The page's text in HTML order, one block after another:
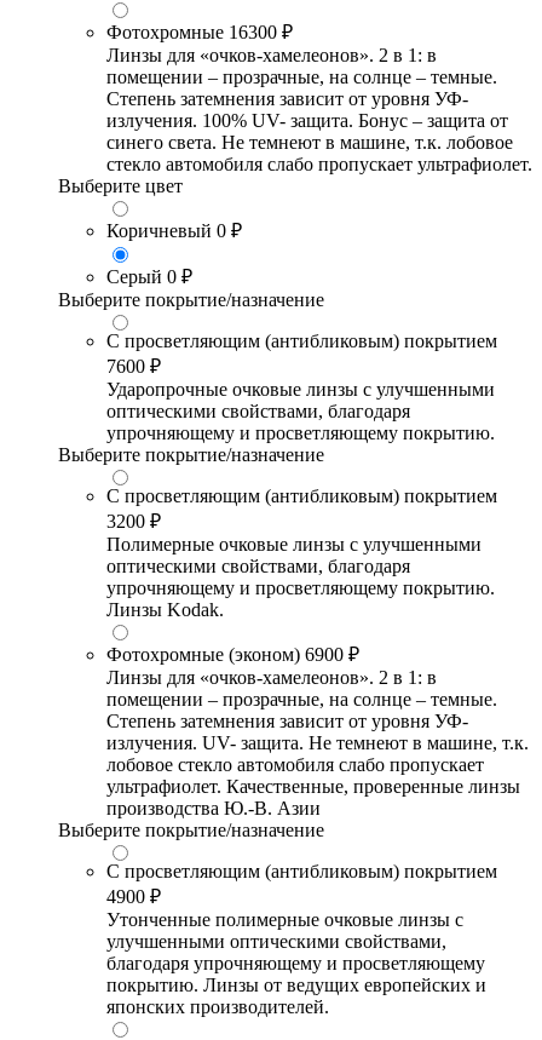
Фотохромные 16300 ₽
Линзы для «очков-хамелеонов». 2 в 1: в
помещении – прозрачные, на солнце – темные.
Степень затемнения зависит от уровня УФ-
излучения. 100% UV- защита. Бонус – защита от
синего света. Не темнеют в машине, т.к. лобовое
стекло автомобиля слабо пропускает ультрафиолет.
Выберите цвет
Коричневый 0 ₽
Серый 0 ₽
Выберите покрытие/назначение
С просветляющим (антибликовым) покрытием
7600 ₽
Ударопрочные очковые линзы с улучшенными
оптическими свойствами, благодаря
упрочняющему и просветляющему покрытию.
Выберите покрытие/назначение
С просветляющим (антибликовым) покрытием
3200 ₽
Полимерные очковые линзы с улучшенными
оптическими свойствами, благодаря
упрочняющему и просветляющему покрытию.
Линзы Kodak.
Фотохромные (эконом) 6900 ₽
Линзы для «очков-хамелеонов». 2 в 1: в
помещении – прозрачные, на солнце – темные.
Степень затемнения зависит от уровня УФ-
излучения. UV- защита. Не темнеют в машине, т.к.
лобовое стекло автомобиля слабо пропускает
ультрафиолет. Качественные, проверенные линзы
производства Ю.-В. Азии
Выберите покрытие/назначение
С просветляющим (антибликовым) покрытием
4900 ₽
Утонченные полимерные очковые линзы с
улучшенными оптическими свойствами,
благодаря упрочняющему и просветляющему
покрытию. Линзы от ведущих европейских и
японских производителей.